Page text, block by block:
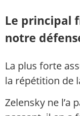
Le principal
notre
La plus forte
la répétition de
Zelensky ne l’a